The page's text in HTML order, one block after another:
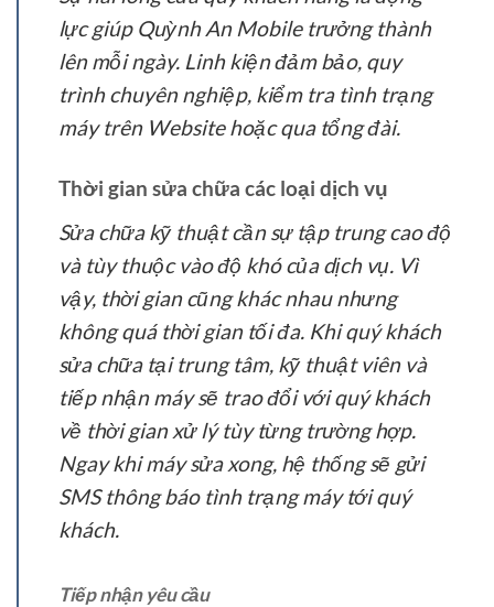
lực giúp Quỳnh An Mobile trưởng thành
lên mỗi ngày. Linh kiện đảm bảo, quy
trình chuyên nghiệp, kiểm tra tình trạng
máy trên Website hoặc qua tổng đài.
Thời gian sửa chữa các loại dịch vụ
Sửa chữa kỹ thuật cần sự tập trung cao độ
và tùy thuộc vào độ khó của dịch vụ. Vì
vậy, thời gian cũng khác nhau nhưng
không quá thời gian tối đa. Khi quý khách
sửa chữa tại trung tâm, kỹ thuật viên và
tiếp nhận máy sẽ trao đổi với quý khách
về thời gian xử lý tùy từng trường hợp.
Ngay khi máy sửa xong, hệ thống sẽ gửi
SMS thông báo tình trạng máy tới quý
khách.
Tiếp nhận yêu cầu